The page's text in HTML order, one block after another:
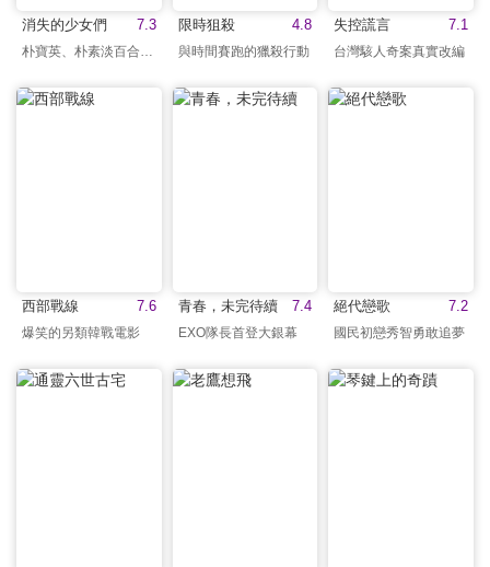
7.3
消失的少女們 4.8
限時狙殺
與時間賽跑的獵殺行動
7.1
失控謊言
台灣駭人奇案真實改編
7.6
西部戰線
爆笑的另類韓戰電影
7.4
青春，未完待續
EXO隊長首登大銀幕
7.2
絕代戀歌
國民初戀秀智勇敢追夢